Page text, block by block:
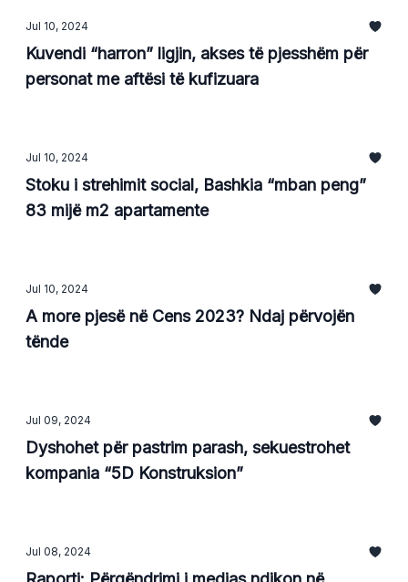
Jul 10, 2024
Kuvendi “harron” ligjin, akses të pjesshëm për
personat me aftësi të kufizuara
Jul 10, 2024
Stoku i strehimit social, Bashkia “mban peng”
83 mijë m2 apartamente
Jul 10, 2024
A more pjesë në Cens 2023? Ndaj përvojën
tënde
Jul 09, 2024
Dyshohet për pastrim parash, sekuestrohet
kompania “5D Konstruksion”
Jul 08, 2024